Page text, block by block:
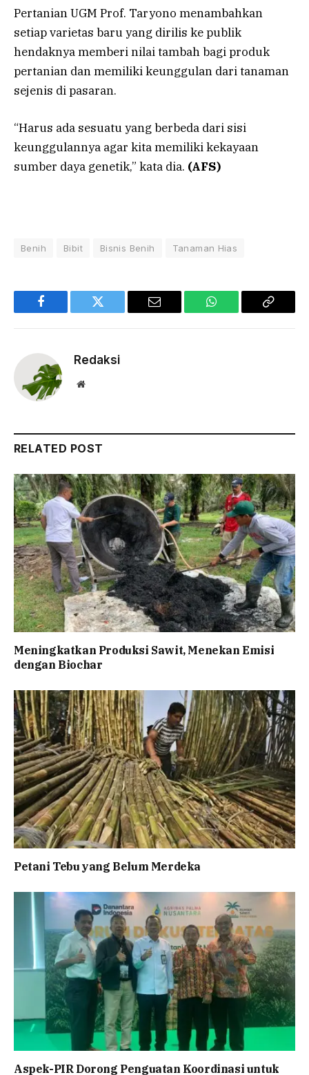
Pertanian UGM Prof. Taryono menambahkan
setiap varietas baru yang dirilis ke publik
hendaknya memberi nilai tambah bagi produk
pertanian dan memiliki keunggulan dari tanaman
sejenis di pasaran.
“Harus ada sesuatu yang berbeda dari sisi
keunggulannya agar kita memiliki kekayaan
sumber daya genetik,” kata dia. (AFS)
Benih Bibit Bisnis Benih Tanaman Hias
Facebook Twitter Email WhatsApp Copy
Redaksi
Website
RELATED POST
Meningkatkan Produksi Sawit, Menekan Emisi
dengan Biochar
Petani Tebu yang Belum Merdeka
Aspek-PIR Dorong Penguatan Koordinasi untuk